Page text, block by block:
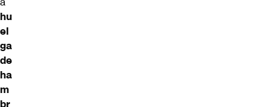
hu
el
ga
de
ha
m
br